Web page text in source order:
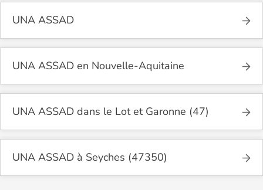
UNA ASSAD
UNA ASSAD en Nouvelle-Aquitaine
UNA ASSAD dans le Lot et Garonne (47)
UNA ASSAD à Seyches (47350)